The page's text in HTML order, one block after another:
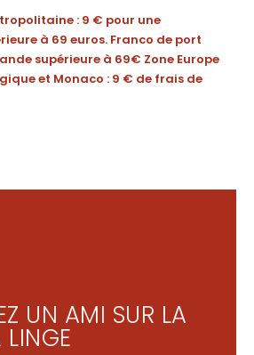
: 9 € pour une
à 69 euros. Franco de port
supérieure à 69€ Zone Europe
et Monaco : 9 € de frais de
UN AMI SUR LA